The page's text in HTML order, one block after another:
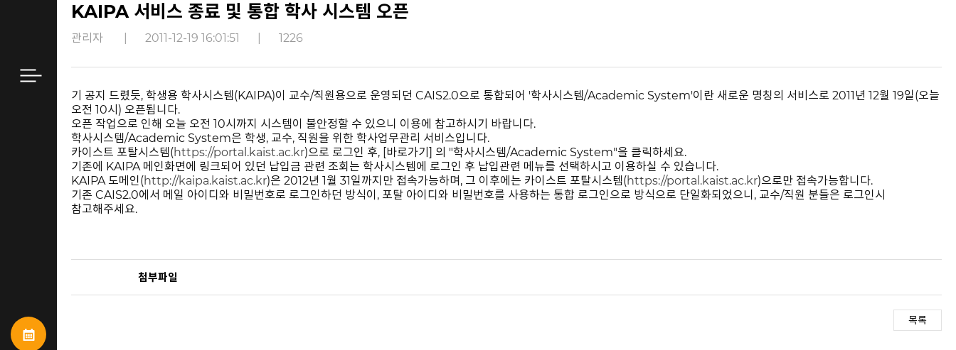
KAIPA 서비스 종료 및 통합 학사 시스템 오픈
관리자 2011-12-19 16:01:51 1226
기 공지 드렸듯, 학생용 학사시스템(KAIPA)이 교수/직원용으로 운영되던 CAIS2.0으로 통합되어 '학사시스템/Academic System'이란 새로운 명칭의 서비스로 2011년 12월 19일(오늘
오전 10시) 오픈됩니다.
오픈 작업으로 인해 오늘 오전 10시까지 시스템이 불안정할 수 있으니 이용에 참고하시기 바랍니다.
학사시스템/Academic System은 학생, 교수, 직원을 위한 학사업무관리 서비스입니다.
카이스트 포탈시스템(https://portal.kaist.ac.kr)으로 로그인 후, [바로가기] 의 "학사시스템/Academic System"을 클릭하세요.
기존에 KAIPA 메인화면에 링크되어 있던 납입금 관련 조회는 학사시스템에 로그인 후 납입관련 메뉴를 선택하시고 이용하실 수 있습니다.
KAIPA 도메인(http://kaipa.kaist.ac.kr)은 2012년 1월 31일까지만 접속가능하며, 그 이후에는 카이스트 포탈시스템(https://portal.kaist.ac.kr)으로만 접속가능합니다.
기존 CAIS2.0에서 메일 아이디와 비밀번호로 로그인하던 방식이, 포탈 아이디와 비밀번호를 사용하는 통합 로그인으로 방식으로 단일화되었으니, 교수/직원 분들은 로그인시
참고해주세요.
첨부파일